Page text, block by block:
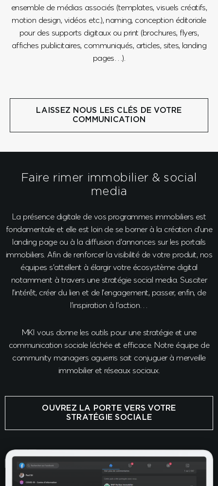
ensemble de médias associés (templates, visuels créatifs,
motion design, vidéos etc.), naming, conception éditoriale
pour des supports digitaux ou print (brochures, flyers,
affiches publicitaires, communiqués, articles, sites, landing
pages…).
LAISSEZ NOUS LES CLÉS DE VOTRE
COMMUNICATION
Faire rimer immobilier & social
media
La présence digitale de vos programmes immobiliers est
fondamentale et elle est loin de se borner à la création d’une
landing page ou à la diffusion d’annonces sur les portails
immobiliers. Afin de renforcer la visibilité de votre produit, nos
équipes s’attellent à élargir votre écosystème digital
notamment à travers une stratégie social media. Susciter
l’intérêt, créer du lien et de l’engagement, passer, enfin, de
l’inspiration à l’action…
MKI vous donne les outils pour une stratégie et une
communication sociale léchée et efficace. Notre équipe de
community managers aguerris sait conjuguer à merveille
immobilier et réseaux sociaux.
OUVREZ LA PORTE VERS VOTRE
STRATÉGIE SOCIALE